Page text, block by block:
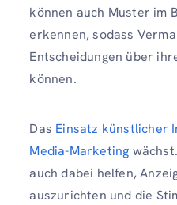
können auch Muster im
erkennen, sodass
Entscheidungen über
können.
Das Einsatz künstlicher
Media-Marketing
auch dabei helfen,
auszurichten und die